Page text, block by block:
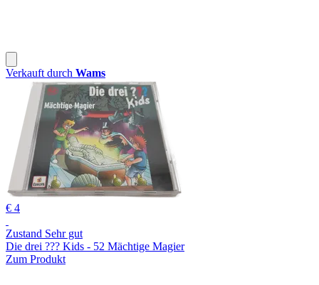
Verkauft durch Wams
€ 4
Zustand Sehr gut
Die drei ??? Kids - 52 Mächtige Magier
Zum Produkt